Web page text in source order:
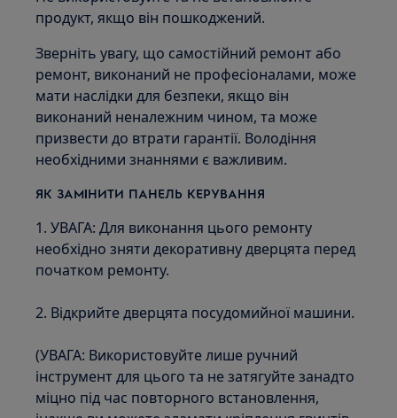
продукт, якщо він пошкоджений.
Зверніть увагу, що самостійний ремонт або
ремонт, виконаний не професіоналами, може
мати наслідки для безпеки, якщо він
виконаний неналежним чином, та може
призвести до втрати гарантії. Володіння
необхідними знаннями є важливим.
ЯК ЗАМІНИТИ ПАНЕЛЬ КЕРУВАННЯ
1. УВАГА: Для виконання цього ремонту
необхідно зняти декоративну дверцята перед
початком ремонту.
2. Відкрийте дверцята посудомийної машини.
(УВАГА: Використовуйте лише ручний
інструмент для цього та не затягуйте занадто
міцно під час повторного встановлення,